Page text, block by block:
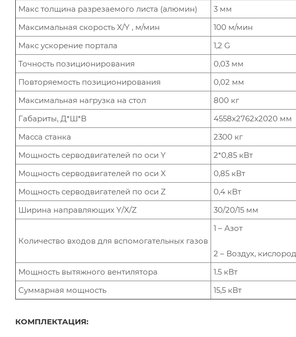
Макс толщина разрезаемого листа (алюмин)
3 мм
Максимальная скорость X/Y , м/мин
100 м/мин
Макс ускорение портала
1,2 G
Точность позиционирования
0,03 мм
Повторяемость позиционирования
0,02 мм
Максимальная нагрузка на стол
800 кг
Габариты, Д*Ш*В
4558х2762х2020 мм
Масса станка
2300 кг
Мощность серводвигателей по оси Y
2*0,85 кВт
Мощность серводвигателей по оси X
0,85 кВт
Мощность серводвигателей по оси Z
0,4 кВт
Ширина направляющих Y/X/Z
30/20/15 мм
Количество входов для вспомогательных газов
1 – Азот
2 – Воздух, кислород
Мощность вытяжного вентилятора
1.5 кВт
Суммарная мощность
15,5 кВт
КОМПЛЕКТАЦИЯ: